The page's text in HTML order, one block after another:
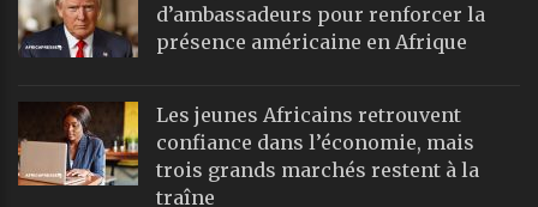
d’ambassadeurs pour renforcer la
présence américaine en Afrique
Les jeunes Africains retrouvent
confiance dans l’économie, mais
trois grands marchés restent à la
traîne